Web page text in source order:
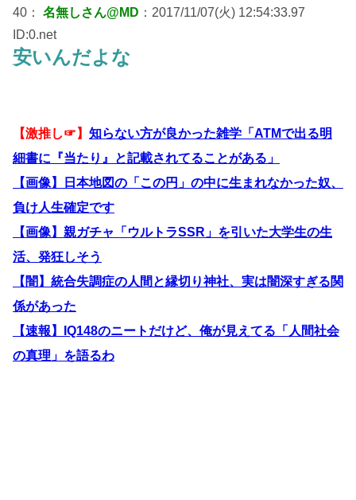
40： 名無しさん@MD ：2017/11/07(火) 12:54:33.97
ID:0.net
安いんだよな
【激推し☞】 知らない方が良かった雑学「ATMで出る明
細書に『当たり』と記載されてることがある」
【画像】日本地図の「この円」の中に生まれなかった奴、
負け人生確定です
【画像】親ガチャ「ウルトラSSR」を引いた大学生の生
活、発狂しそう
【闇】統合失調症の人間と縁切り神社、実は闇深すぎる関
係があった
【速報】IQ148のニートだけど、俺が見えてる「人間社会
の真理」を語るわ